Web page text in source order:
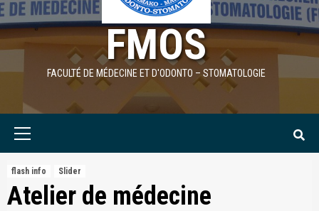
FMOS
FACULTÉ DE MÉDECINE ET D'ODONTO – STOMATOLOGIE
flash info Slider
Atelier de médecine